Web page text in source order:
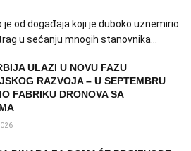
od događaja koji je duboko uznemirio
u sećanju mnogih stanovnika...
ULAZI U NOVU FAZU
RAZVOJA – U SEPTEMBRU
FABRIKU DRONOVA SA